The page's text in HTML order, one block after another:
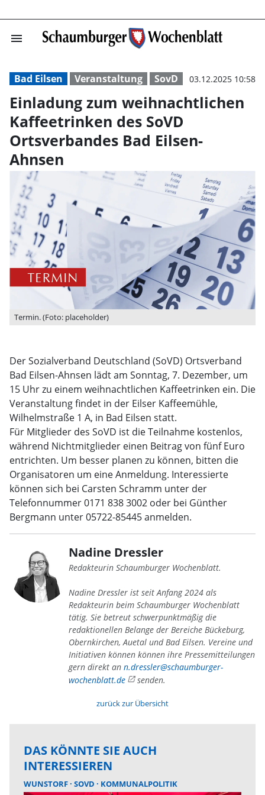
menu Einladung zum
Bad Eilsen Veranstaltung SovD 03.12.2025 10:58
Einladung zum weihnachtlichen
Kaffeetrinken des SoVD
Ortsverbandes Bad Eilsen-
Ahnsen
Termin. (Foto: placeholder)
Der Sozialverband Deutschland (SoVD) Ortsverband
Bad Eilsen-Ahnsen lädt am Sonntag, 7. Dezember, um
15 Uhr zu einem weihnachtlichen Kaffeetrinken ein. Die
Veranstaltung findet in der Eilser Kaffeemühle,
Wilhelmstraße 1 A, in Bad Eilsen statt.
Für Mitglieder des SoVD ist die Teilnahme kostenlos,
während Nichtmitglieder einen Beitrag von fünf Euro
entrichten. Um besser planen zu können, bitten die
Organisatoren um eine Anmeldung. Interessierte
können sich bei Carsten Schramm unter der
Telefonnummer 0171 838 3002 oder bei Günther
Bergmann unter 05722-85445 anmelden.
Nadine Dressler
Redakteurin Schaumburger Wochenblatt.
Nadine Dressler ist seit Anfang 2024 als
Redakteurin beim Schaumburger Wochenblatt
tätig. Sie betreut schwerpunktmäßig die
redaktionellen Belange der Bereiche Bückeburg,
Obernkirchen, Auetal und Bad Eilsen. Vereine und
Initiativen können können ihre Pressemitteilungen
gern direkt an n.dressler@schaumburger-
wochenblatt.de
senden.
zurück zur Übersicht
DAS KÖNNTE SIE AUCH
INTERESSIEREN
WUNSTORF SOVD KOMMUNALPOLITIK